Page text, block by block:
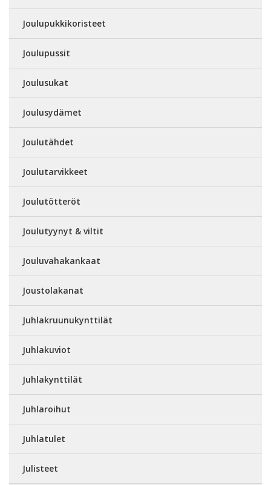
Joulupukkikoristeet
Joulupussit
Joulusukat
Joulusydämet
Joulutähdet
Joulutarvikkeet
Joulutötteröt
Joulutyynyt & viltit
Jouluvahakankaat
Joustolakanat
Juhlakruunukynttilät
Juhlakuviot
Juhlakynttilät
Juhlaroihut
Juhlatulet
Julisteet